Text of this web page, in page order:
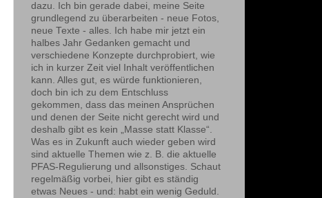
dazu. Ich bin gerade dabei, meine Seite
grundlegend zu überarbeiten - neue Fotos,
neue Texte - alles. Ich habe mir jetzt ein
halbes Jahr Gedanken gemacht und
verschiedene Konzepte durchprobiert, wie
ich in kurzer Zeit viel Inhalt veröffentlichen
kann. Alles gut, es würde funktionieren,
doch bin ich zu dem Entschluss
gekommen, dass das meinen Ansprüchen
und denen der Seite nicht gerecht wird und
deshalb gibt es kein „Masse statt Klasse“.
Was es in Zukunft auch wieder geben wird
sind aktuelle Themen wie z. B. die aktuelle
PFAS-Regulierung und allsonstiges. Schaut
regelmäßig vorbei, hier gibt es ständig
etwas Neues - und: habt ein wenig Geduld.